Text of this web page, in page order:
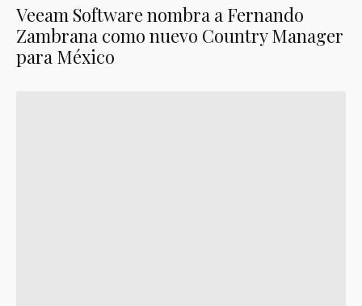
Veeam Software nombra a Fernando
Zambrana como nuevo Country Manager
para México